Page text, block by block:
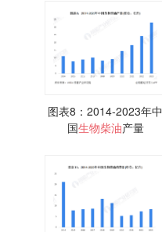
图表8：2014-2023年中
国生物柴油产量